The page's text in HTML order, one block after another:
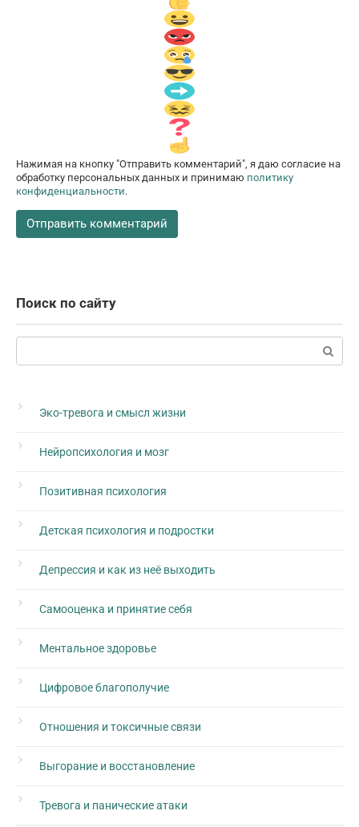
Нажимая на кнопку "Отправить комментарий", я даю согласие на
обработку персональных данных и принимаю политику
конфиденциальности.
Поиск по сайту
Поиск:
Эко-тревога и смысл жизни
Нейропсихология и мозг
Позитивная психология
Детская психология и подростки
Депрессия и как из неё выходить
Самооценка и принятие себя
Ментальное здоровье
Цифровое благополучие
Отношения и токсичные связи
Выгорание и восстановление
Тревога и панические атаки